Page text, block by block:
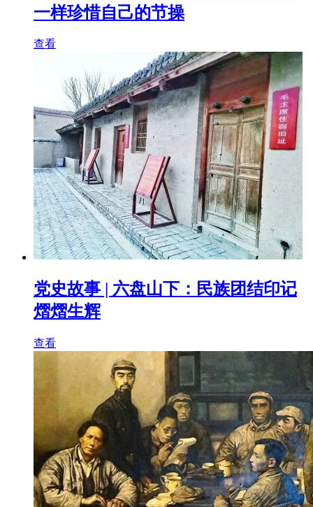
一样珍惜自己的节操
查看
党史故事 | 六盘山下：民族团结印记
熠熠生辉
查看